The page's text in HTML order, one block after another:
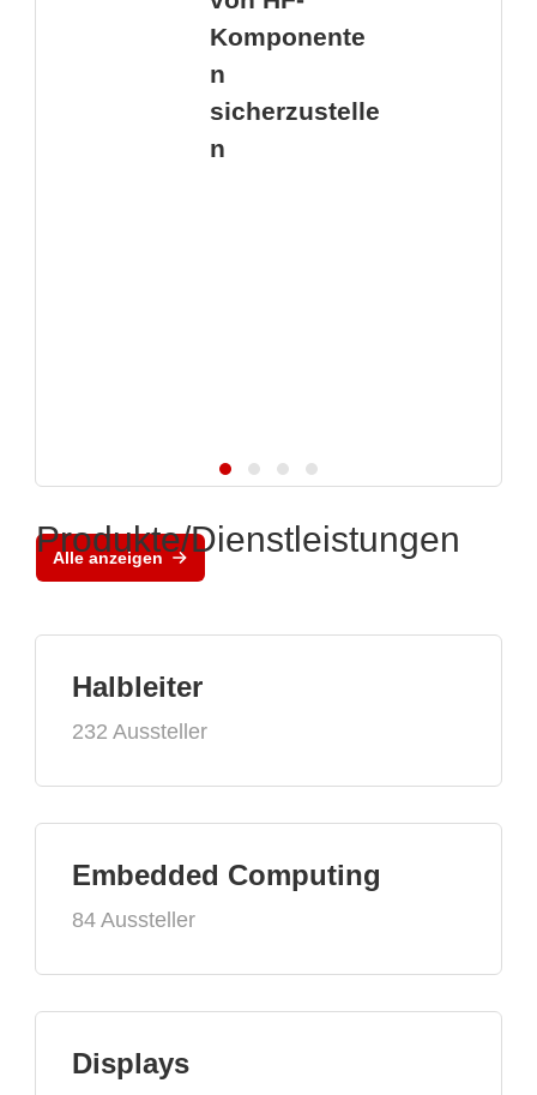
Komponente
n
sicherzustelle
n
Alle anzeigen
Produkte/Dienstleistungen
Halbleiter
232 Aussteller
Embedded Computing
84 Aussteller
Displays